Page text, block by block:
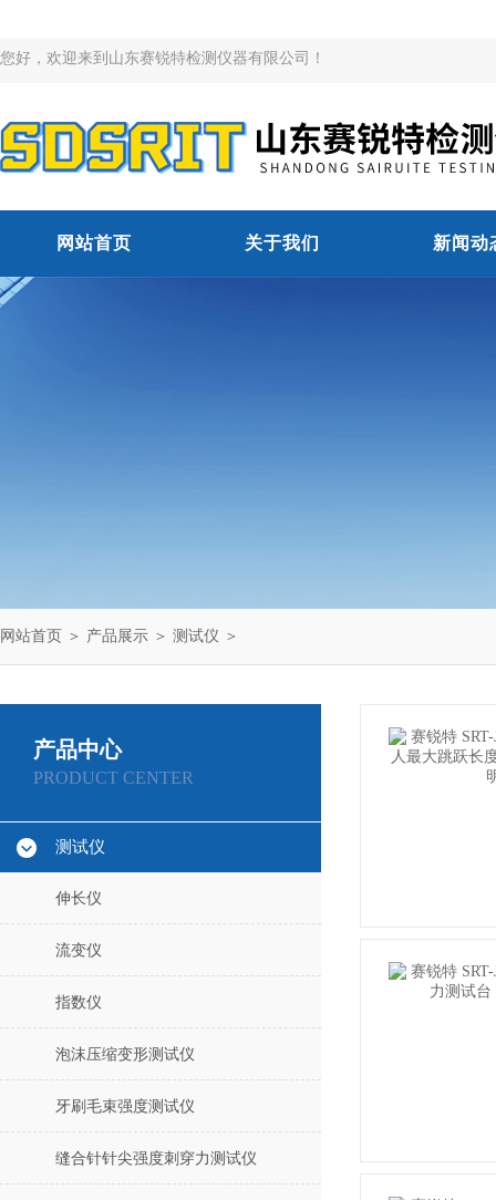
您好，欢迎来到山东赛锐特检测仪器有限公司！
网站首页 关于我们 新闻动
网站首页 ＞ 产品展示 ＞ 测试仪 ＞
产品中心
PRODUCT CENTER
测试仪
伸长仪
流变仪
指数仪
泡沫压缩变形测试仪
牙刷毛束强度测试仪
缝合针针尖强度刺穿力测试仪